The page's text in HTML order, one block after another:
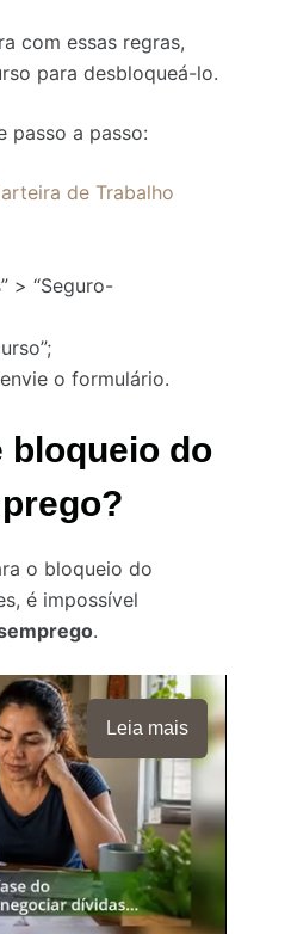
com essas regras,
para desbloqueá-lo.
passo a passo:
de Trabalho
> “Seguro-
o formulário.
bloqueio do
o bloqueio do
é impossível
.
Leia mais